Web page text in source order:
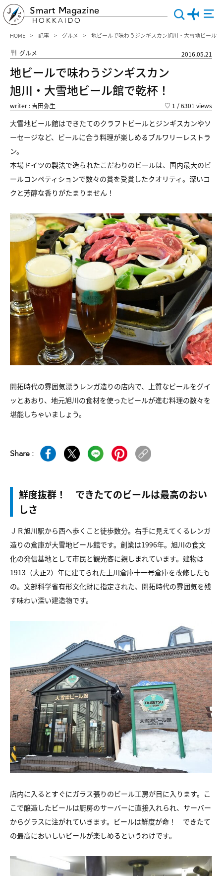
Smart Magazine
HOKKAIDO
HOME 記事 グルメ 地ビールで味わうジンギスカン旭川・大雪地ビール
グルメ 2016.05.21
地ビールで味わうジンギスカン
旭川・大雪地ビール館で乾杯！
writer : 吉田弥生 ♡ 1 / 6301 views
大雪地ビール館はできたてのクラフトビールとジンギスカンやソ
ーセージなど、ビールに合う料理が楽しめるブルワリーレストラ
ン。
本場ドイツの製法で造られたこだわりのビールは、国内最大のビ
ールコンペティションで数々の賞を受賞したクオリティ。深いコ
クと芳醇な香りがたまりません！
開拓時代の雰囲気漂うレンガ造りの店内で、上質なビールをグイ
ッとあおり、地元旭川の食材を使ったビールが進む料理の数々を
堪能しちゃいましょう。
Share :
鮮度抜群！ できたてのビールは最高のおい
しさ
ＪＲ旭川駅から西へ歩くこと徒歩数分。右手に見えてくるレンガ
造りの倉庫が大雪地ビール館です。創業は1996年。旭川の食文
化の発信基地として市民と観光客に親しまれています。建物は
1913（大正2）年に建てられた上川倉庫十一号倉庫を改修したも
の。文部科学省有形文化財に指定された、開拓時代の雰囲気を残
す味わい深い建造物です。
店内に入るとすぐにガラス張りのビール工房が目に入ります。こ
こで醸造したビールは厨房のサーバーに直接入れられ、サーバー
からグラスに注がれていきます。ビールは鮮度が命！ できたて
の最高においしいビールが楽しめるというわけです。